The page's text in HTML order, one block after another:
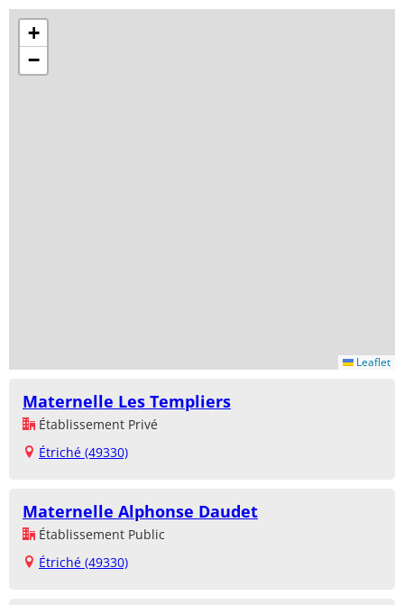
+
−
Leaflet
Maternelle Les Templiers
Établissement Privé
Étriché (49330)
Maternelle Alphonse Daudet
Établissement Public
Étriché (49330)